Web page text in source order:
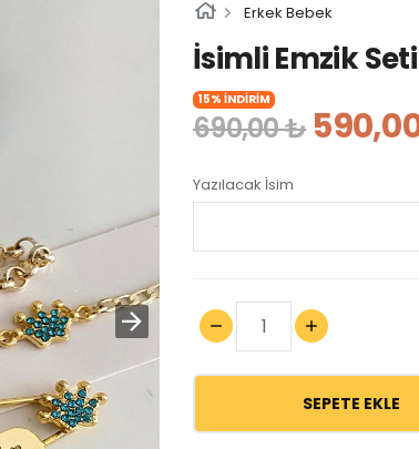
Erkek Bebek
İsimli Emzik Seti
15% İNDİRİM
690,00 ₺
Yazılacak İsim
SEPETE EKLE